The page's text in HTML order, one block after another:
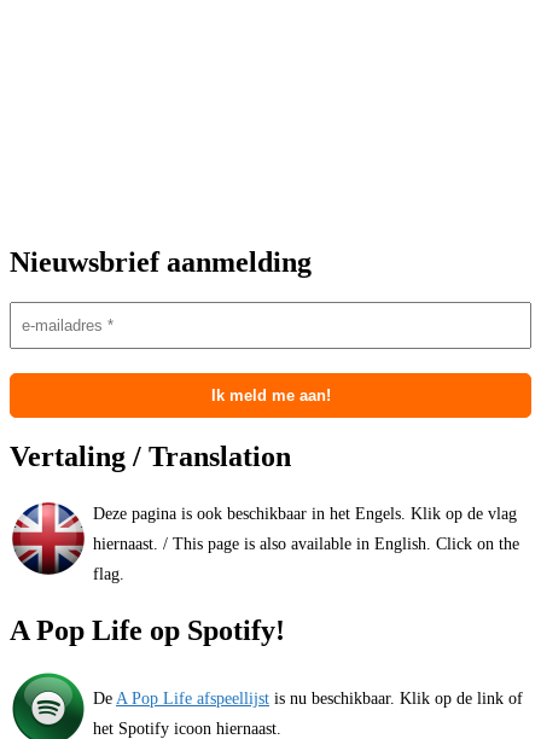
Nieuwsbrief aanmelding
Vertaling / Translation
Deze pagina is ook beschikbaar in het Engels. Klik op de vlag
hiernaast. / This page is also available in English. Click on the
flag.
A Pop Life op Spotify!
De A Pop Life afspeellijst is nu beschikbaar. Klik op de link of
het Spotify icoon hiernaast.